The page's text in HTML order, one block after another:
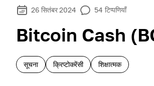
26 सितंबर 2024 54 टिप्पणियाँ
Bitcoin Cash
सूचना क्रिप्टोकरेंसी शिक्षात्मक